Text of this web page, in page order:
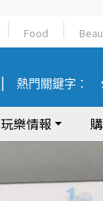
Food
熱門關鍵字：
玩樂情報